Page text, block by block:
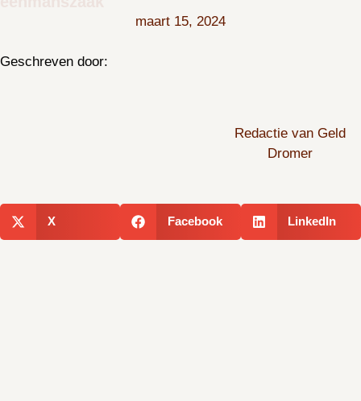
maart 15, 2024
Geschreven door:
Redactie van Geld
Dromer
X Facebook LinkedIn